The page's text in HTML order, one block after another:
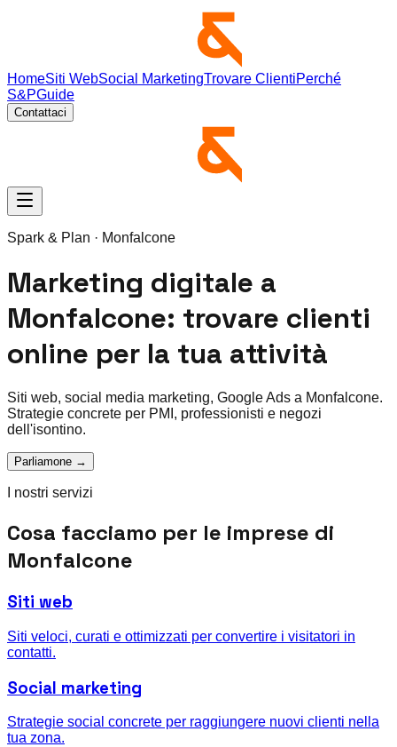
HomeSiti WebSocial MarketingTrovare ClientiPerché
S&PGuide
Contattaci
Spark & Plan · Monfalcone
Marketing digitale a
Monfalcone: trovare clienti
online per la tua attività
Siti web, social media marketing, Google Ads a Monfalcone.
Strategie concrete per PMI, professionisti e negozi
dell'isontino.
Parliamone →
I nostri servizi
Cosa facciamo per le imprese di
Monfalcone
Siti web
Siti veloci, curati e ottimizzati per convertire i visitatori in
contatti.
Social marketing
Strategie social concrete per raggiungere nuovi clienti nella
tua zona.